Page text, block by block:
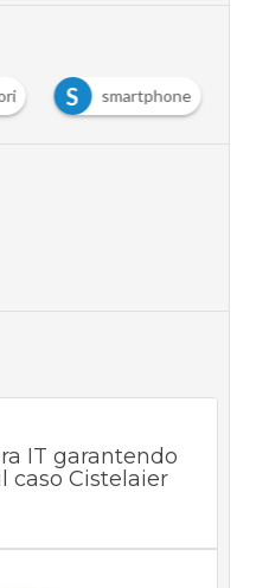
S smartphone
IT garantendo
caso Cistelaier